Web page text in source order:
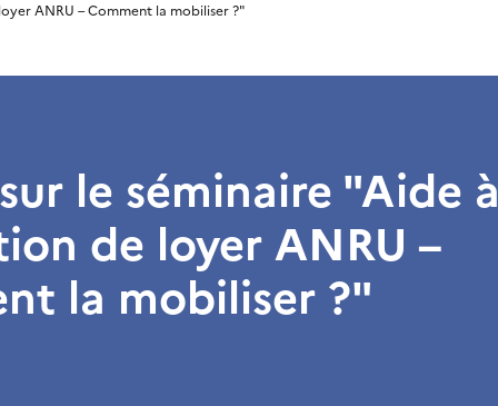
ANRU – Comment la mobiliser ?"
le séminaire "Aide
de loyer ANRU –
la mobiliser ?"